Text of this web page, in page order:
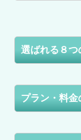
選ばれる８
プラン・料